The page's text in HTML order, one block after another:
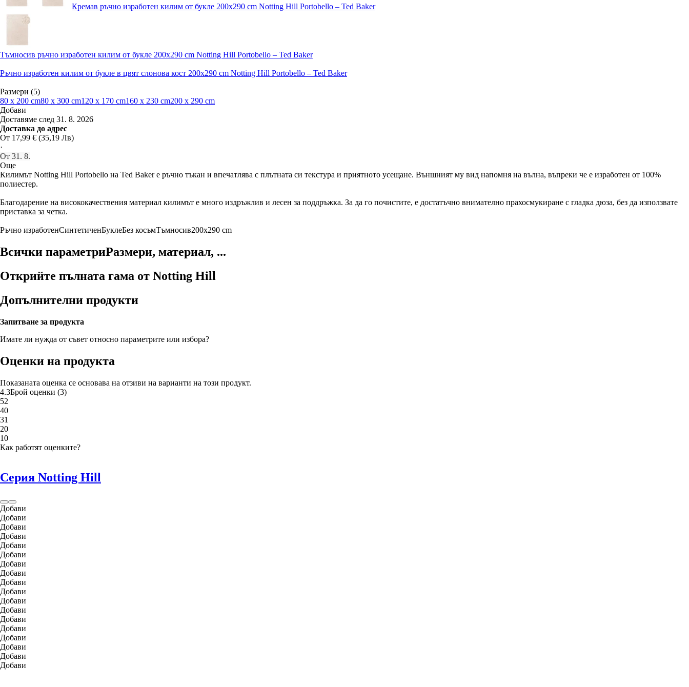
Кремав ръчно изработен килим от букле 200x290 cm Notting Hill Portobello – Ted Baker
Тъмносив ръчно изработен килим от букле 200x290 cm Notting Hill Portobello – Ted Baker
Ръчно изработен килим от букле в цвят слонова кост 200x290 cm Notting Hill Portobello – Ted Baker
Размери (5)
80 x 200 cm80 x 300 cm120 x 170 cm160 x 230 cm200 x 290 cm
Добави
Доставяме след 31. 8. 2026
Доставка до адрес
От 17,99 € (35,19 Лв)
·
От 31. 8.
Още
Килимът Notting Hill Portobello на Ted Baker е ръчно тъкан и впечатлява с плътната си текстура и приятното усещане. Външният му вид напомня на вълна, въпреки че е изработен от 100%
полиестер.
Благодарение на висококачествения материал килимът е много издръжлив и лесен за поддръжка. За да го почистите, е достатъчно внимателно прахосмукиране с гладка дюза, без да използвате
приставка за четка.
Ръчно изработенСинтетиченБуклеБез косъмТъмносив200x290 cm
Всички параметриРазмери, материал, ...
Открийте пълната гама от Notting Hill
Допълнителни продукти
Запитване за продукта
Имате ли нужда от съвет относно параметрите или избора?
Оценки на продукта
Показаната оценка се основава на отзиви на варианти на този продукт.
4.3Брой оценки (3)
52
40
31
20
10
Как работят оценките?
Серия Notting Hill
Добави
Добави
Добави
Добави
Добави
Добави
Добави
Добави
Добави
Добави
Добави
Добави
Добави
Добави
Добави
Добави
Добави
Добави